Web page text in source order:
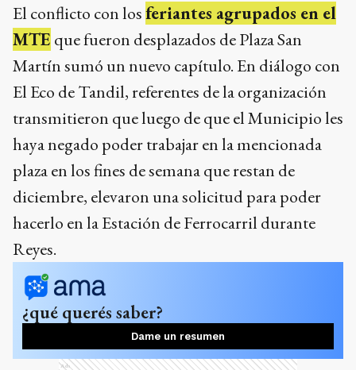
El conflicto con losferiantes agrupados en el
MTE que fueron desplazados de Plaza San
Martín sumó un nuevo capítulo. En diálogo con
El Eco de Tandil, referentes de la organización
transmitieron que luego de que el Municipio les
haya negado poder trabajar en la mencionada
plaza en los fines de semana que restan de
diciembre, elevaron una solicitud para poder
hacerlo en la Estación de Ferrocarril durante
Reyes.
¿qué querés saber?
Dame un resumen
Ads